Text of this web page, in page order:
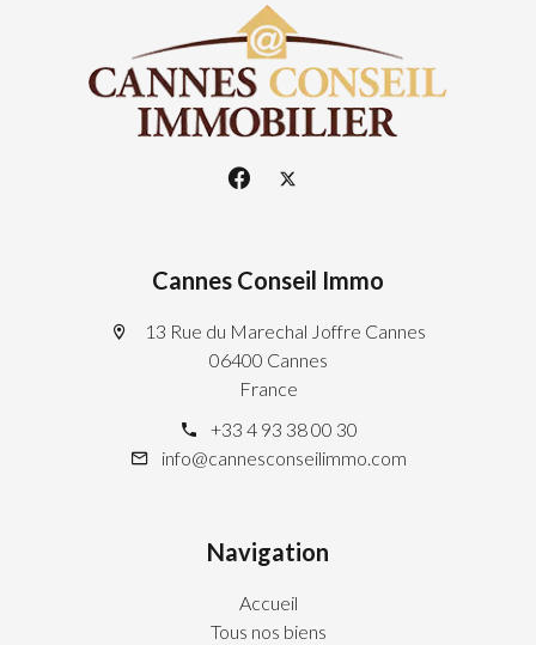
Cannes Conseil Immo
13 Rue du Marechal Joffre Cannes
06400 Cannes
France
+33 4 93 38 00 30
info@cannesconseilimmo.com
Navigation
Accueil
Tous nos biens